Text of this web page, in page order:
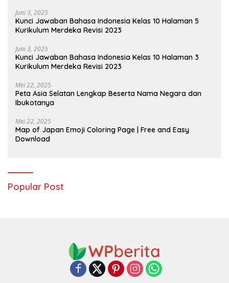
Juni 3, 2025
Kunci Jawaban Bahasa Indonesia Kelas 10 Halaman 5
Kurikulum Merdeka Revisi 2023
Juni 3, 2025
Kunci Jawaban Bahasa Indonesia Kelas 10 Halaman 3
Kurikulum Merdeka Revisi 2023
Mei 22, 2025
Peta Asia Selatan Lengkap Beserta Nama Negara dan
Ibukotanya
Mei 22, 2025
Map of Japan Emoji Coloring Page | Free and Easy
Download
Popular Post